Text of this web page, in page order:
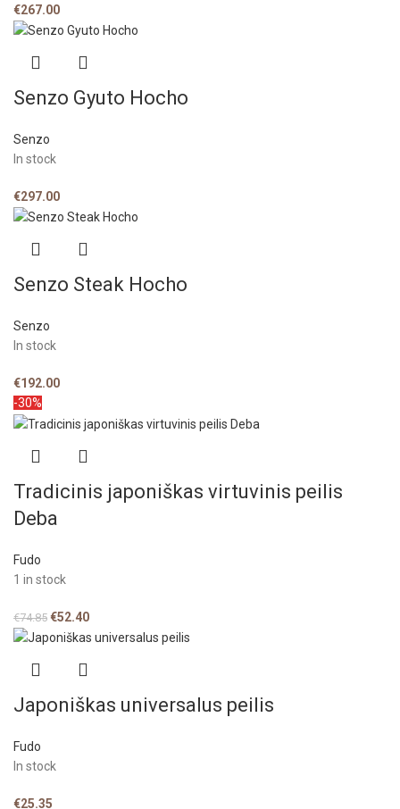
€267.00
Senzo Gyuto Hocho
Senzo
In stock
€297.00
Senzo Steak Hocho
Senzo
In stock
€192.00
-30%
Tradicinis japoniškas virtuvinis peilis
Deba
Fudo
1 in stock
€74.85 €52.40
Japoniškas universalus peilis
Fudo
In stock
€25.35